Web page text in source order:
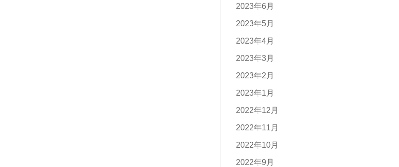
2023年6月
2023年5月
2023年4月
2023年3月
2023年2月
2023年1月
2022年12月
2022年11月
2022年10月
2022年9月